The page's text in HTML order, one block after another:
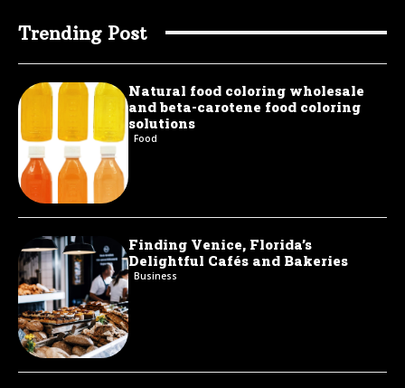
Trending Post
Natural food coloring wholesale
and beta-carotene food coloring
solutions
Food
Finding Venice, Florida’s
Delightful Cafés and Bakeries
Business